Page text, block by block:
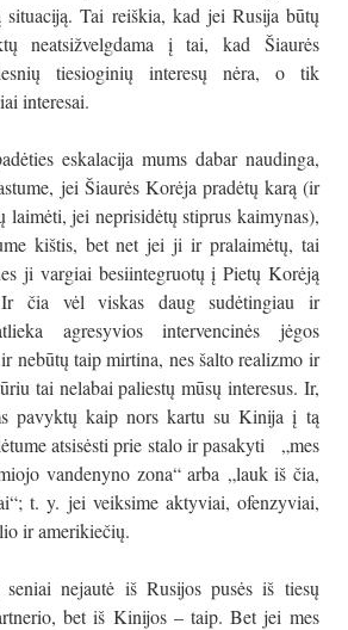
situaciją. Tai reiškia, kad jei Rusija būtų
neatsižvelgdama į tai, kad Šiaurės
tiesioginių interesų nėra, o tik
interesai.
eskalacija mums dabar naudinga,
jei Šiaurės Korėja pradėtų karą (ir
laimėti, jei neprisidėtų stiprus kaimynas),
kištis, bet net jei ji ir pralaimėtų, tai
ji vargiai besiintegruotų į Pietų Korėją
Ir čia vėl viskas daug sudėtingiau ir
agresyvios intervencinės jėgos
nebūtų taip mirtina, nes šalto realizmo ir
tai nelabai paliestų mūsų interesus. Ir,
pavyktų kaip nors kartu su Kinija į tą
atsisėsti prie stalo ir pasakyti „mes
vandenyno zona“ arba „lauk iš čia,
t. y. jei veiksime aktyviai, ofenzyviai,
ir amerikiečių.
nejautė iš Rusijos pusės iš tiesų
bet iš Kinijos – taip. Bet jei mes